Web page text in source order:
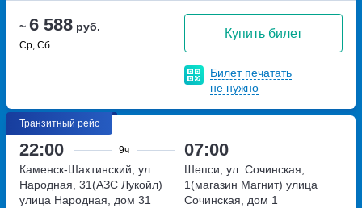
~ 6 588 руб.
Ср, Сб
Купить билет
Билет печатать
не нужно
Транзитный рейс
22:00 9ч 07:00
Каменск-Шахтинский, ул.
Народная, 31(АЗС Лукойл)
улица Народная, дом 31
Шепси, ул. Сочинская,
1(магазин Магнит) улица
Сочинская, дом 1